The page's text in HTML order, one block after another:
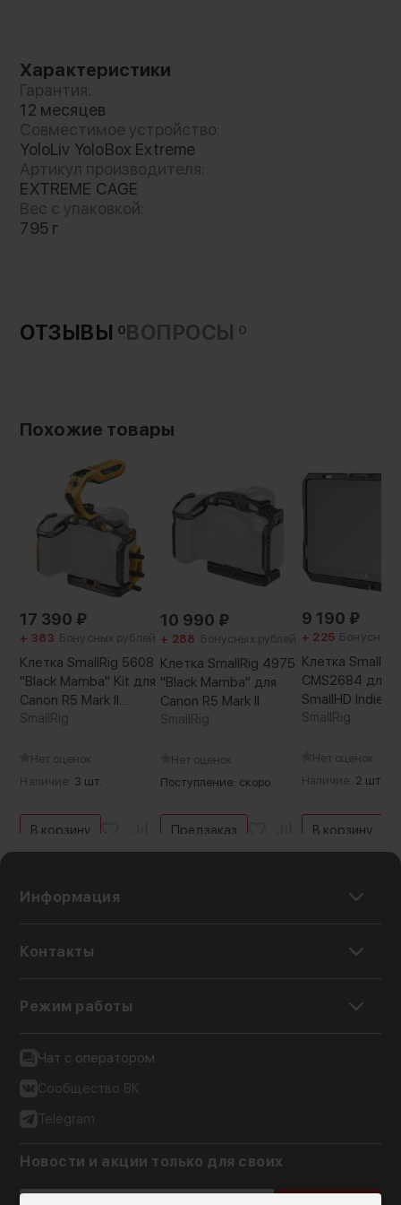
Характеристики
Гарантия:
12 месяцев
Совместимое устройство:
YoloLiv YoloBox Extreme
Артикул производителя:
EXTREME CAGE
Вес с упаковкой:
795 г
ОТЗЫВЫ 0ВОПРОСЫ 0
Похожие товары
17 390 ₽
+ 383 Бонусных рублей
Клетка SmallRig 5608
"Black Mamba" Kit для
Canon R5 Mark II
"BumbleBee Edition"
SmallRig
Нет оценок
Наличие: 3 шт.
В корзину
10 990 ₽
+ 288 Бонусных рублей
Клетка SmallRig 4975
"Black Mamba" для
Canon R5 Mark II
SmallRig
Нет оценок
Поступление: скоро
Предзаказ
9 190 ₽
+ 225 Бонусных
Клетка SmallRig
CMS2684 для
SmallHD Indie
SmallRig
Нет оценок
Наличие: 2 шт.
В корзину
Информация
Контакты
Режим работы
Чат с оператором
Сообщество ВК
Telegram
Новости и акции только для своих